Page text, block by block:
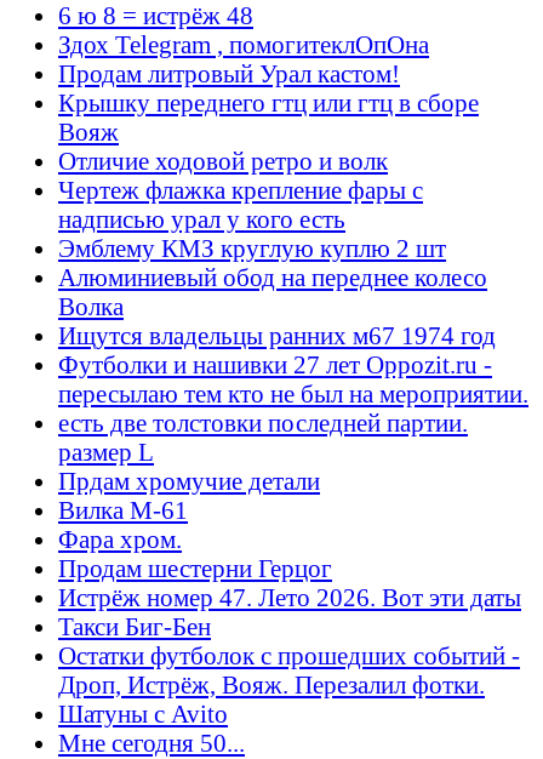
6 ю 8 = истрёж 48
Здох Telegram , помогитеклОпОна
Продам литровый Урал кастом!
Крышку переднего гтц или гтц в сборе
Вояж
Отличие ходовой ретро и волк
Чертеж флажка крепление фары с
надписью урал у кого есть
Эмблему КМЗ круглую куплю 2 шт
Алюминиевый обод на переднее колесо
Волка
Ищутся владельцы ранних м67 1974 год
Футболки и нашивки 27 лет Oppozit.ru -
пересылаю тем кто не был на мероприятии.
есть две толстовки последней партии.
размер L
Прдам хромучие детали
Вилка М-61
Фара хром.
Продам шестерни Герцог
Истрёж номер 47. Лето 2026. Вот эти даты
Такси Биг-Бен
Остатки футболок с прошедших событий -
Дроп, Истрёж, Вояж. Перезалил фотки.
Шатуны с Avito
Мне сегодня 50...